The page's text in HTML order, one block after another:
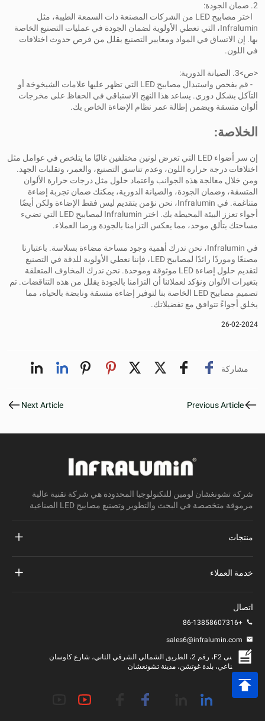
2. ضمان الجودة:
اختر مصابيح LED من الشركات المصنعة ذات السمعة الطيبة، مثل
Infralumin، التي تعطي الأولوية لضمان الجودة في عمليات التصنيع الخاصة
بها. إن الاتساق في المواد ومعايير التصنيع يقلل من فرص حدوث اختلافات
في اللون.
<ص>3. الصيانة الدورية:
- قم بفحص واستبدال مصابيح LED التي تظهر عليها علامات الشيخوخة أو
التآكل بشكل دوري. يساعد هذا النهج الاستباقي في الحفاظ على مخرجات
ألوان متسقة ويضمن إطالة عمر نظام الإضاءة الخاص بك.
الخلاصة:
إن سر أضواء LED التي تعرض لونين مختلفين غالبًا ما يتلخص في عوامل مثل
اختلافات درجة حرارة اللون، وعدم تناسق التصنيع، والعمر، وتقلبات الجهد.
ومن خلال معالجة هذه الجوانب واعتماد حلول مثل درجات حرارة الألوان
المتسقة، وضمان الجودة، والصيانة الدورية، يمكنك ضمان تجربة إضاءة
متناغمة. في Infralumin، نحن نؤمن بتقديم ليس فقط الإضاءة ولكن أيضًا
أجواء تعزز البيئة المحيطة بك. اختر Infralumin لمصابيح LED التي تضيء
مساحتك بتألق موحد، مما يعكس التزامنا بالجودة ورضا العملاء.
في Infralumin، نحن ندرك أهمية وجود مساحة مضاءة بسلاسة. باعتبارنا
مصنعًا وموردًا رائدًا لمصابيح LED، فإننا نعطي الأولوية للدقة في التصنيع
لتقديم حلول إضاءة LED موثوقة وموحدة. نحن ندرك المخاوف المتعلقة
بتغيرات الألوان ونؤكد لعملائنا أن التزامنا بالجودة يقلل من هذه التناقضات. تم
تصميم مصابيح LED الخاصة بنا لتوفير إضاءة متسقة ونابضة بالحياة، مما
يخلق أجواءً تتوافق مع تفضيلاتك.
26-02-2024
مشاركة
Previous Article
Next Article
شركة تشونغشان لومين للتكنولوجيا المحدودة هي شركة تقنية عالية
مرموقة متخصصة في البحث والتطوير وتصنيع مصابيح LED الصناعية
منتجات
أدى ضوء الملعب
أدى آخر الضوء
خدمة العملاء
سياسة الخصوصية
شروط الاستخدام
سياسة الشحن
اتصال
+86-13858607316
sales6@infralumin.com
المبنى F2، رقم 2، الطريق الشمالي الشرقي الثاني، شارع كاوسان
الصناعي، بلدة غوتشن، مدينة تشونغشان